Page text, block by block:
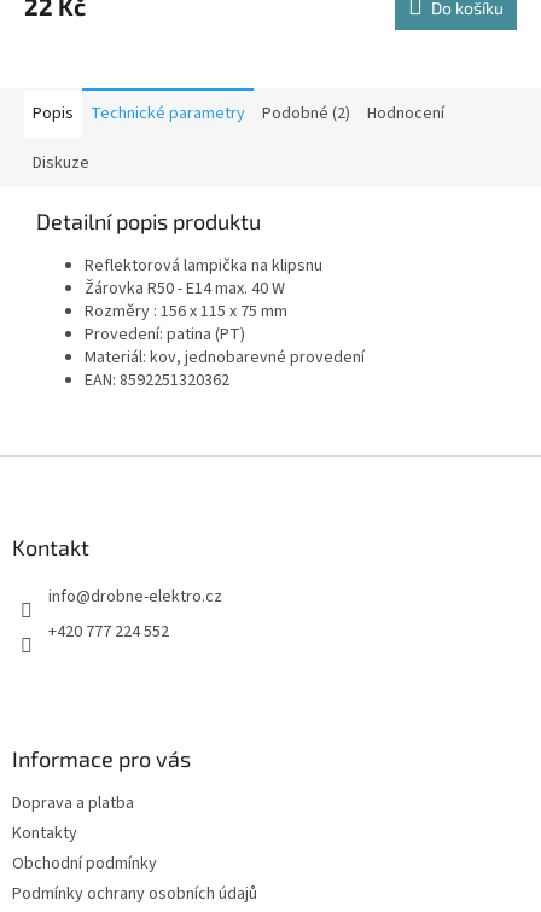
22 Kč Do košíku
Popis Technické parametry Podobné (2) Hodnocení
Diskuze
Detailní popis produktu
Reflektorová lampička na klipsnu
Žárovka R50 - E14 max. 40 W
Rozměry : 156 x 115 x 75 mm
Provedení: patina (PT)
Materiál: kov, jednobarevné provedení
EAN: 8592251320362
Kontakt
info@drobne-elektro.cz
+420 777 224 552
Informace pro vás
Doprava a platba
Kontakty
Obchodní podmínky
Podmínky ochrany osobních údajů